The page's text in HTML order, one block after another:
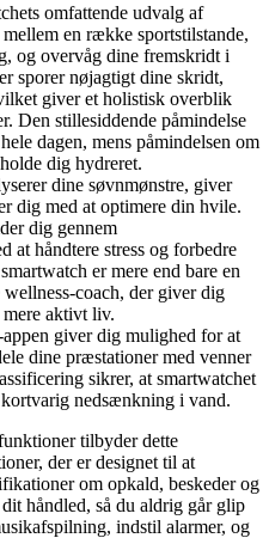
omfattende udvalg af
en række sportstilstande,
og overvåg dine fremskridt i
sporer nøjagtigt dine skridt,
giver et holistisk overblik
Den stillesiddende påmindelse
dagen, mens påmindelsen om
dig hydreret.
dine søvnmønstre, giver
dig med at optimere din hvile.
dig gennem
at håndtere stress og forbedre
er mere end bare en
coach, der giver dig
aktivt liv.
giver dig mulighed for at
dine præstationer med venner
sikrer, at smartwatchet
nedsænkning i vand.
tilbyder dette
der er designet til at
om opkald, beskeder og
håndled, så du aldrig går glip
indstil alarmer, og